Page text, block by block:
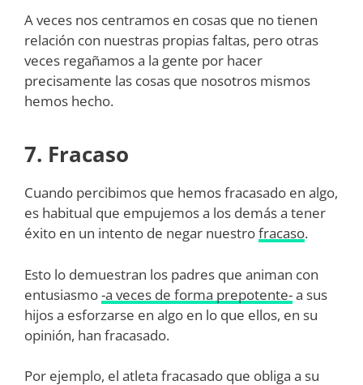
A veces nos centramos en cosas que no tienen
relación con nuestras propias faltas, pero otras
veces regañamos a la gente por hacer
precisamente las cosas que nosotros mismos
hemos hecho.
7. Fracaso
Cuando percibimos que hemos fracasado en algo,
es habitual que empujemos a los demás a tener
éxito en un intento de negar nuestrofracaso.
Esto lo demuestran los padres que animan con
entusiasmo-a veces de forma prepotente-a sus
hijos a esforzarse en algo en lo que ellos, en su
opinión, han fracasado.
Por ejemplo, el atleta fracasado que obliga a su